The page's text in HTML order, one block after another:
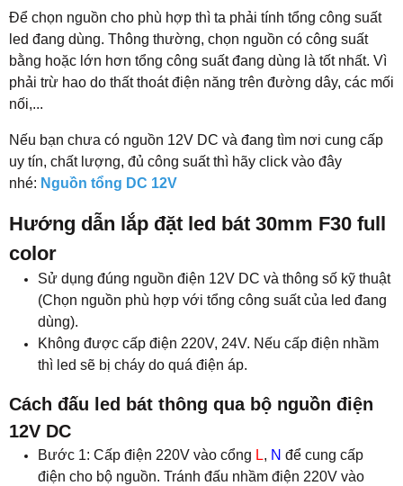
Để chọn nguồn cho phù hợp thì ta phải tính tổng công suất
led đang dùng. Thông thường, chọn nguồn có công suất
bằng hoặc lớn hơn tổng công suất đang dùng là tốt nhất. Vì
phải trừ hao do thất thoát điện năng trên đường dây, các mối
nối,...
Nếu bạn chưa có nguồn 12V DC và đang tìm nơi cung cấp
uy tín, chất lượng, đủ công suất thì hãy click vào đây
nhé: Nguồn tổng DC 12V
Hướng dẫn lắp đặt led bát 30mm F30 full
color
Sử dụng đúng nguồn điện 12V DC và thông số kỹ thuật
(Chọn nguồn phù hợp với tổng công suất của led đang
dùng).
Không được cấp điện 220V, 24V. Nếu cấp điện nhầm
thì led sẽ bị cháy do quá điện áp.
Cách đấu led bát thông qua bộ nguồn điện
12V DC
Bước 1: Cấp điện 220V vào cổng L, N để cung cấp
điện cho bộ nguồn. Tránh đấu nhầm điện 220V vào